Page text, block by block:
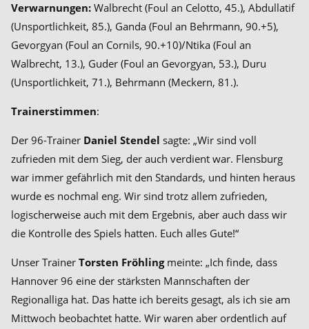
Verwarnungen: Walbrecht (Foul an Celotto, 45.), Abdullatif
(Unsportlichkeit, 85.), Ganda (Foul an Behrmann, 90.+5),
Gevorgyan (Foul an Cornils, 90.+10)/Ntika (Foul an
Walbrecht, 13.), Guder (Foul an Gevorgyan, 53.), Duru
(Unsportlichkeit, 71.), Behrmann (Meckern, 81.).
Trainerstimmen:
Der 96-Trainer Daniel Stendel sagte: „Wir sind voll
zufrieden mit dem Sieg, der auch verdient war. Flensburg
war immer gefährlich mit den Standards, und hinten heraus
wurde es nochmal eng. Wir sind trotz allem zufrieden,
logischerweise auch mit dem Ergebnis, aber auch dass wir
die Kontrolle des Spiels hatten. Euch alles Gute!“
Unser Trainer Torsten Fröhlingmeinte: „Ich finde, dass
Hannover 96 eine der stärksten Mannschaften der
Regionalliga hat. Das hatte ich bereits gesagt, als ich sie am
Mittwoch beobachtet hatte. Wir waren aber ordentlich auf